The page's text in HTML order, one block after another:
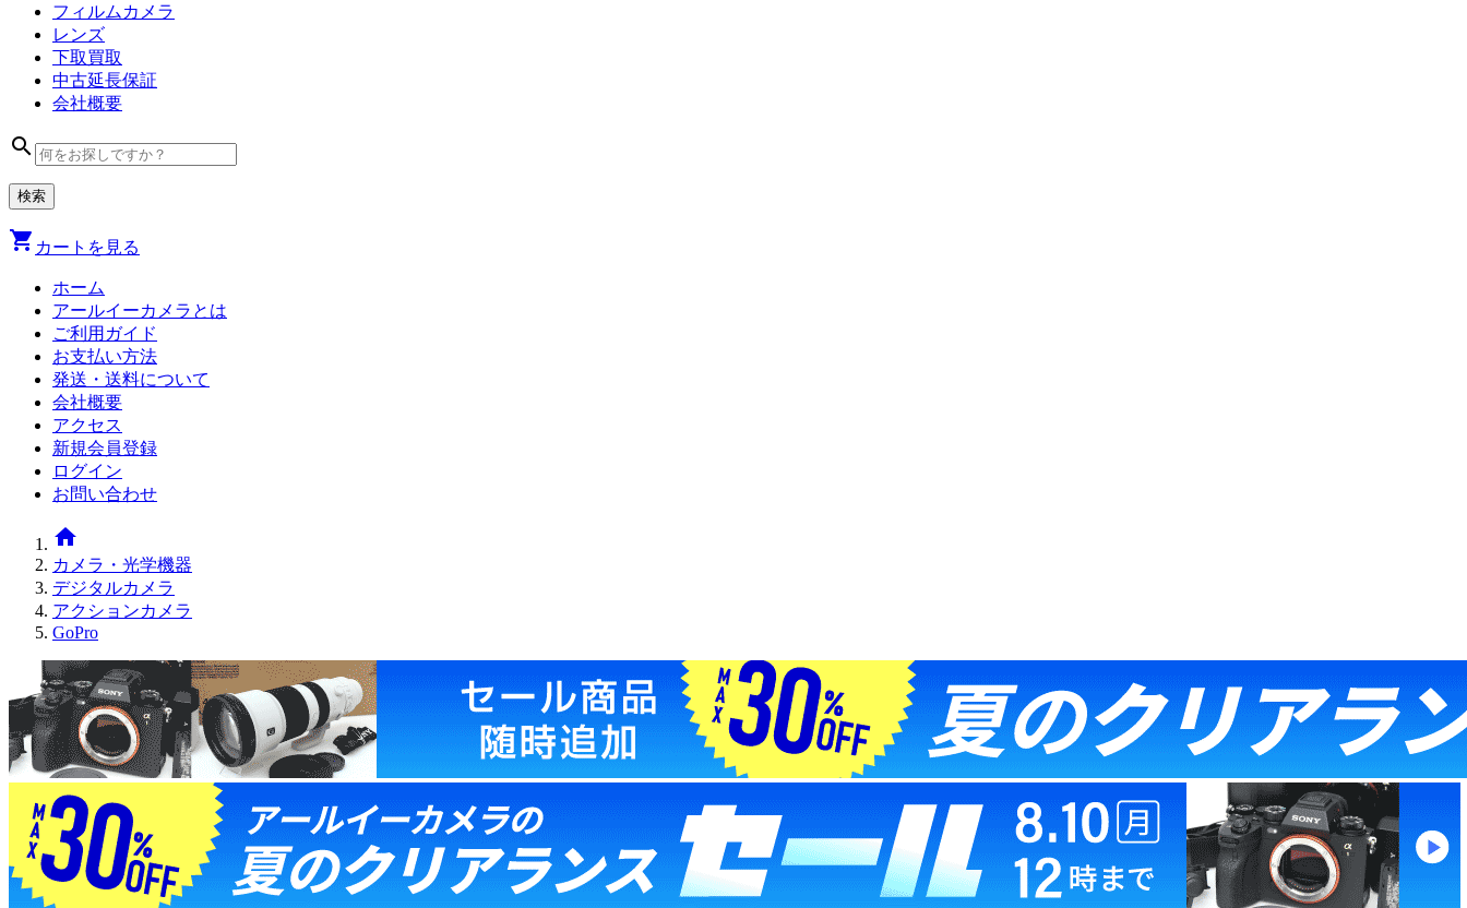
フィルム カメラ
レンズ
下取買取
中古延長保証
会社概要
search
shopping_cart カートを見る
ホーム
アールイーカメラとは
ご利用ガイド
お支払い方法
発送・送料について
会社概要
アクセス
新規会員登録
ログイン
お問い合わせ
home
カメラ・光学機器
デジタルカメラ
アクションカメラ
GoPro